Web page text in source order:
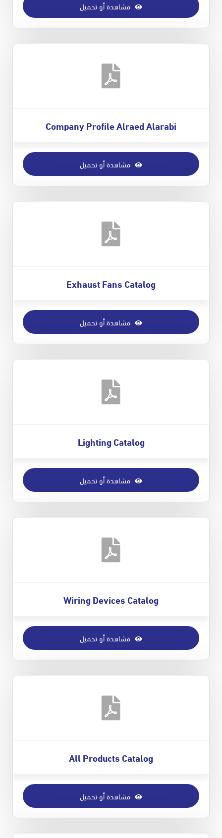
مشاهدة أو تحميل
Company Profile Alraed Alarabi
مشاهدة أو تحميل
Exhaust Fans Catalog
مشاهدة أو تحميل
Lighting Catalog
مشاهدة أو تحميل
Wiring Devices Catalog
مشاهدة أو تحميل
All Products Catalog
مشاهدة أو تحميل